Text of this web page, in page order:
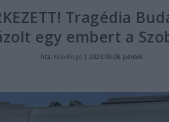
Tragédia
egy embert a
Írta: Kékvillogó | 2023.09.08. péntek